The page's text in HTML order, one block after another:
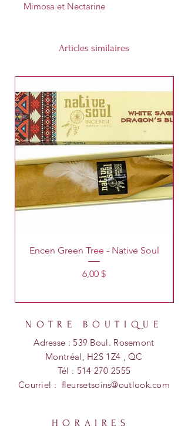
Mimosa et Nectarine
Articles similaires
Encen Green Tree - Native Soul
Prix
6,00 $
NOTRE BOUTIQUE
Adresse : 539 Boul. Rosemont
Montréal, H2S 1Z4 , QC
Tél : 514 270 2555
Courriel : fleursetsoins@outlook.com
HORAIRES